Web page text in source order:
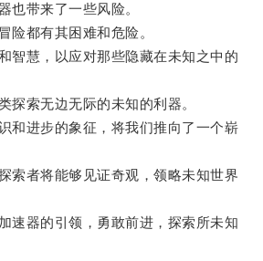
带来了一些风险。
都有其困难和危险。
慧，以应对那些隐藏在未知之中的
索无边无际的未知的利器。
进步的象征，将我们推向了一个崭
者将能够见证奇观，领略未知世界
器的引领，勇敢前进，探索所未知